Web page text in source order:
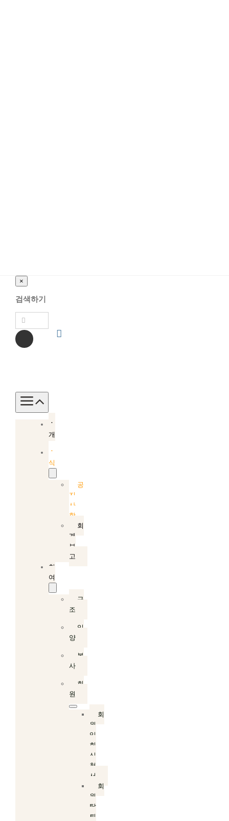
×
검색하기
Toggle
Navigation
소
개
소
식
공
지
사
항
회
계
보
고
참
여
구
조
입
양
봉
사
회
원
회
원
입
회
신
청
서
회
원
탈
퇴